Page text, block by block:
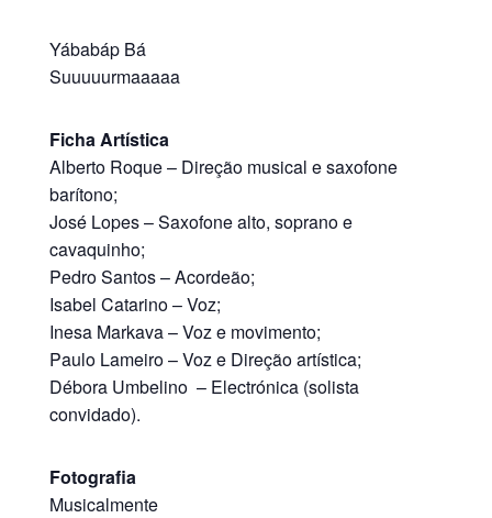
Yábabáp Bá
Suuuuurmaaaaa
Ficha Artística
Alberto Roque – Direção musical e saxofone
barítono;
José Lopes – Saxofone alto, soprano e
cavaquinho;
Pedro Santos – Acordeão;
Isabel Catarino – Voz;
Inesa Markava – Voz e movimento;
Paulo Lameiro – Voz e Direção artística;
Débora Umbelino – Electrónica (solista
convidado).
Fotografia
Musicalmente